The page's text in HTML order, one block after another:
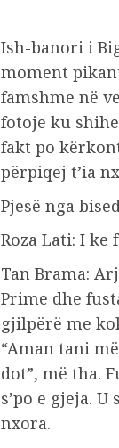
Ish-banori i
moment
famshme në
fotoje ku
fakt po
përpiqej t’ia
Pjesë nga
Roza Lati: I
Tan Brama:
Prime dhe
gjilpërë me
“Aman tani
dot”, më tha.
s’po e gjeja.
nxora.